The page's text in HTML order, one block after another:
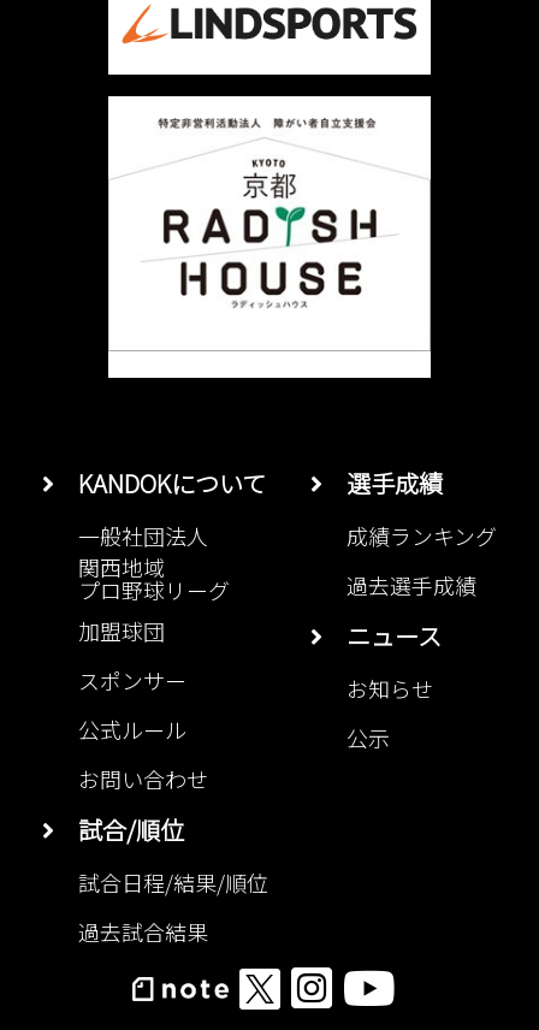
KANDOKについて
一般社団法人
関西地域
プロ野球リーグ
加盟球団
スポンサー
公式ルール
お問い合わせ
試合/順位
試合日程/結果/順位
過去試合結果
選手成績
成績ランキング
過去選手成績
ニュース
お知らせ
公示